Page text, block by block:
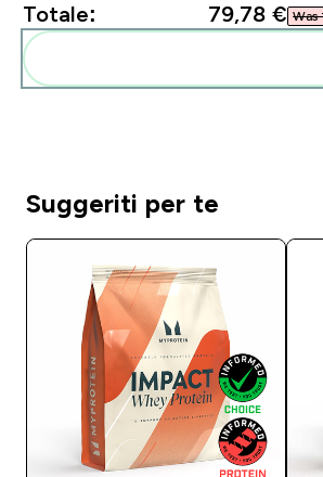
Totale: 79,78 €‎ Was
Suggeriti per te